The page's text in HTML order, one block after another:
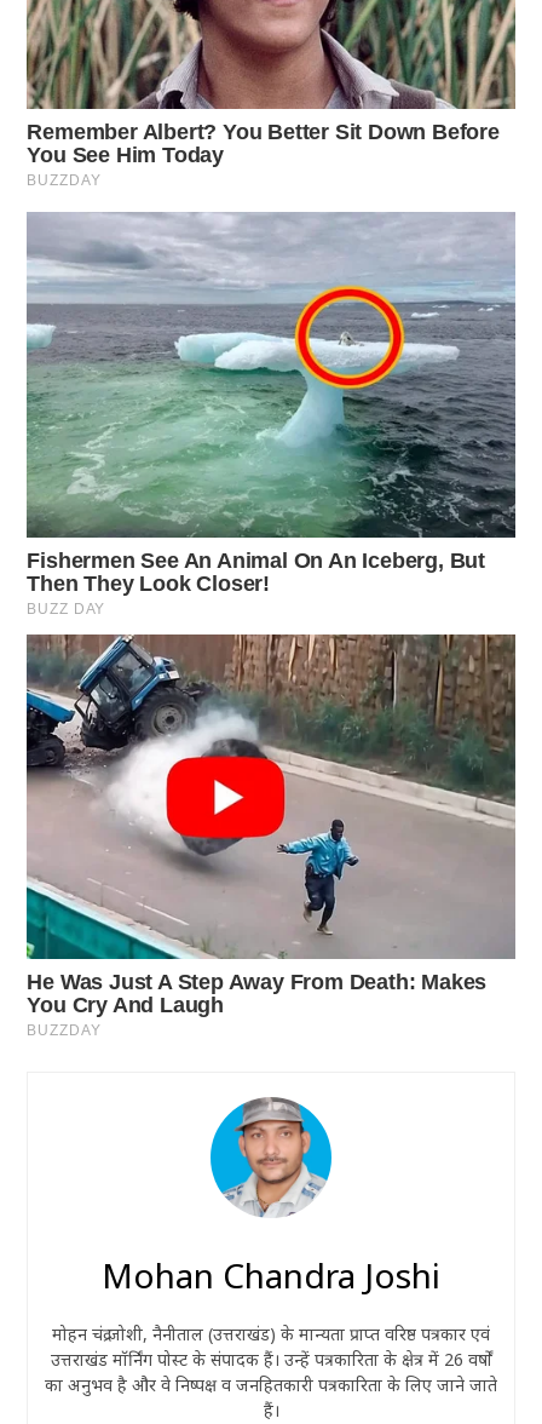
Mohan Chandra Joshi
मोहन चंद्र जोशी, नैनीताल (उत्तराखंड) के मान्यता प्राप्त वरिष्ठ पत्रकार एवं
उत्तराखंड मॉर्निंग पोस्ट के संपादक हैं। उन्हें पत्रकारिता के क्षेत्र में 26 वर्षों
का अनुभव है और वे निष्पक्ष व जनहितकारी पत्रकारिता के लिए जाने जाते
हैं।